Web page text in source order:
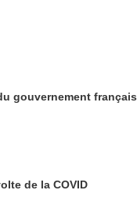
gouvernement français
de la COVID